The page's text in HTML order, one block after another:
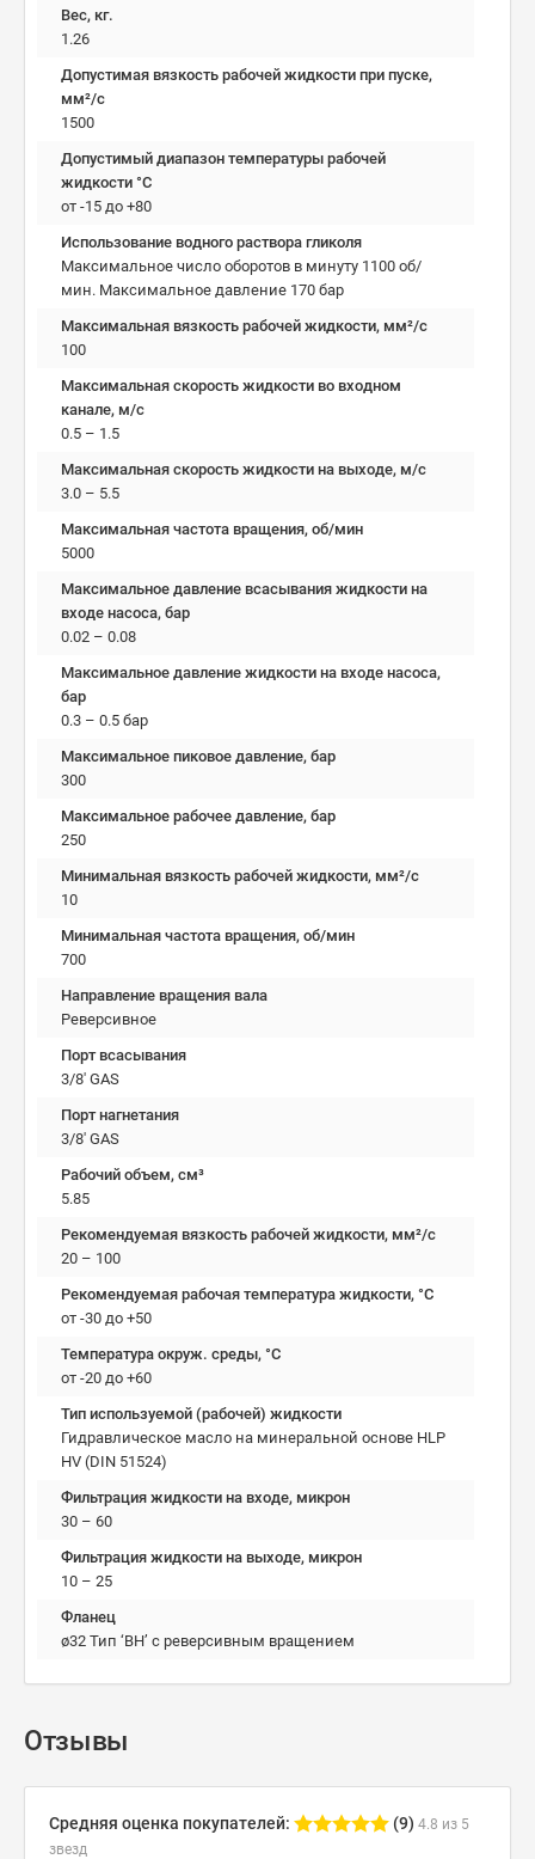
Вес, кг.
1.26
Допустимая вязкость рабочей жидкости при пуске,
мм²/c
1500
Допустимый диапазон температуры рабочей
жидкости °C
от -15 до +80
Использование водного раствора гликоля
Максимальное число оборотов в минуту 1100 об/
мин. Максимальное давление 170 бар
Максимальная вязкость рабочей жидкости, мм²/c
100
Максимальная скорость жидкости во входном
канале, м/с
0.5 – 1.5
Максимальная скорость жидкости на выходе, м/с
3.0 – 5.5
Максимальная частота вращения, об/мин
5000
Максимальное давление всасывания жидкости на
входе насоса, бар
0.02 – 0.08
Максимальное давление жидкости на входе насоса,
бар
0.3 – 0.5 бар
Максимальное пиковое давление, бар
300
Максимальное рабочее давление, бар
250
Минимальная вязкость рабочей жидкости, мм²/c
10
Минимальная частота вращения, об/мин
700
Направление вращения вала
Реверсивное
Порт всасывания
3/8' GAS
Порт нагнетания
3/8' GAS
Рабочий объем, см³
5.85
Рекомендуемая вязкость рабочей жидкости, мм²/с
20 – 100
Рекомендуемая рабочая температура жидкости, °C
от -30 до +50
Температура окруж. среды, °C
от -20 до +60
Тип используемой (рабочей) жидкости
Гидравлическое масло на минеральной основе HLP
HV (DIN 51524)
Фильтрация жидкости на входе, микрон
30 – 60
Фильтрация жидкости на выходе, микрон
10 – 25
Фланец
ø32 Тип ‘BH’ с реверсивным вращением
Отзывы
Средняя оценка покупателей: (9) 4.8 из 5
звезд